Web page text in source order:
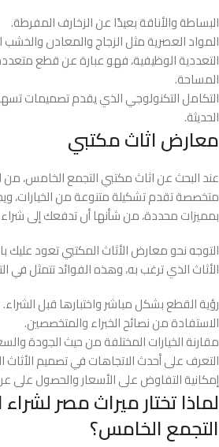
البساطة والأناقة بعيدًا عن الزخارف المفرطة.
المواد العصرية مثل الزجاج والمعادن والخشب
التعددية الوظيفية، فهو عبارة عن قطع
المساحة.
التكامل التكنولوجي الذي يقدم تصميمات تسهل
الحديثة.
معارض اثاث مكتبي
عند البحث عن اثاث مكتبي التجمع الخامس،
متخصصة تقدم تشكيلة متنوعة من الخيارات،
بمميزات محددة، من شأنها أن تدفعك إلى شراء
التوجه نحو معارض الأثاث المكتبي تعود عليك
الأثاث الذي ترغب به، وهذه الفوائد تتمثل في
رؤية القطع بشكل مباشر واختبارها قبل الشراء.
الاستفادة من نصائح الخبراء والمتخصصين.
مقارنة الخيارات المختلفة من حيث الجودة
التعرف على أحدث الاتجاهات في تصميم الأثاث
إمكانية التفاوض على الأسعار والحصول
لماذا تختار ميراث مصر
التجمع الخامس؟